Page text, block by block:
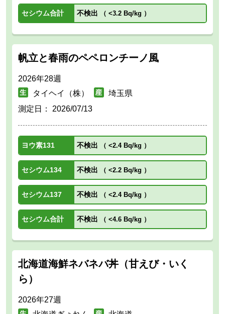
セシウム合計 不検出 （ <3.2 Bq/kg ）
帆立と春雨のペペロンチーノ風
2026年28週
タイヘイ（株）
埼玉県
測定日： 2026/07/13
ヨウ素131 不検出 （ <2.4 Bq/kg ）
セシウム134 不検出 （ <2.2 Bq/kg ）
セシウム137 不検出 （ <2.4 Bq/kg ）
セシウム合計 不検出 （ <4.6 Bq/kg ）
北海道海鮮ネバネバ丼（甘えび・いく
ら）
2026年27週